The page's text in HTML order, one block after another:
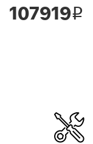
107919i